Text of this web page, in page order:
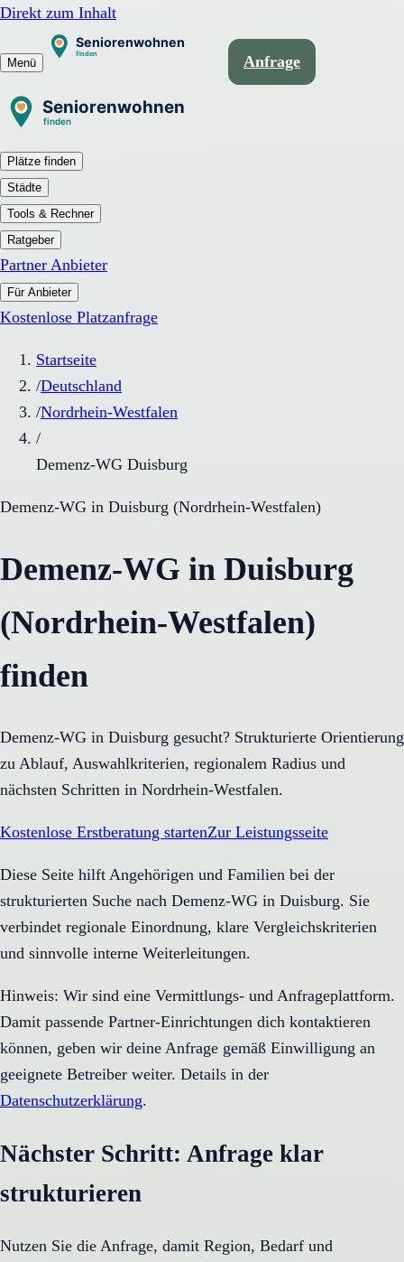
Direkt zum Inhalt
Menü Anfrage
Plätze finden
Städte
Tools & Rechner
Ratgeber
Partner Anbieter
Für Anbieter
Kostenlose Platzanfrage
Startseite
/Deutschland
/Nordrhein-Westfalen
/
Demenz-WG Duisburg
Demenz-WG in Duisburg (Nordrhein-Westfalen)
Demenz-WG in Duisburg
(Nordrhein-Westfalen)
finden
Demenz-WG in Duisburg gesucht? Strukturierte Orientierung
zu Ablauf, Auswahlkriterien, regionalem Radius und
nächsten Schritten in Nordrhein-Westfalen.
Kostenlose Erstberatung startenZur Leistungsseite
Diese Seite hilft Angehörigen und Familien bei der
strukturierten Suche nach Demenz-WG in Duisburg. Sie
verbindet regionale Einordnung, klare Vergleichskriterien
und sinnvolle interne Weiterleitungen.
Hinweis: Wir sind eine Vermittlungs- und Anfrageplattform.
Damit passende Partner-Einrichtungen dich kontaktieren
können, geben wir deine Anfrage gemäß Einwilligung an
geeignete Betreiber weiter. Details in der
Datenschutzerklärung.
Nächster Schritt: Anfrage klar
strukturieren
Nutzen Sie die Anfrage, damit Region, Bedarf und